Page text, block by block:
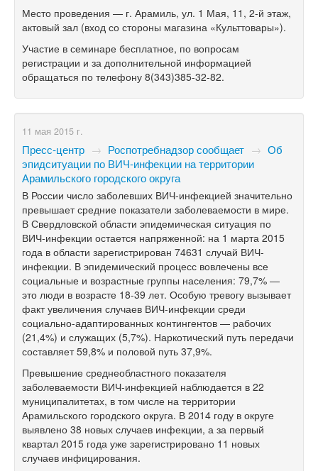
Место проведения — г. Арамиль, ул. 1 Мая, 11, 2-й этаж,
актовый зал (вход со стороны магазина «Культтовары»).
Участие в семинаре бесплатное, по вопросам
регистрации и за дополнительной информацией
обращаться по телефону 8(343)385-32-82.
11 мая 2015 г.
Пресс-центр → Роспотребнадзор сообщает → Об
эпидситуации по ВИЧ-инфекции на территории
Арамильского городского округа
В России число заболевших ВИЧ-инфекцией значительно
превышает средние показатели заболеваемости в мире.
В Свердловской области эпидемическая ситуация по
ВИЧ-инфекции остается напряженной: на 1 марта 2015
года в области зарегистрирован 74631 случай ВИЧ-
инфекции. В эпидемический процесс вовлечены все
социальные и возрастные группы населения: 79,7% —
это люди в возрасте 18-39 лет. Особую тревогу вызывает
факт увеличения случаев ВИЧ-инфекции среди
социально-адаптированных контингентов — рабочих
(21,4%) и служащих (5,7%). Наркотический путь передачи
составляет 59,8% и половой путь 37,9%.
Превышение среднеобластного показателя
заболеваемости ВИЧ-инфекцией наблюдается в 22
муниципалитетах, в том числе на территории
Арамильского городского округа. В 2014 году в округе
выявлено 38 новых случаев инфекции, а за первый
квартал 2015 года уже зарегистрировано 11 новых
случаев инфицирования.